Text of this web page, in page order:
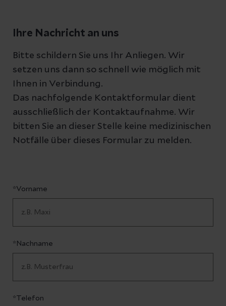
Ihre Nachricht an uns
Bitte schildern Sie uns Ihr Anliegen. Wir
setzen uns dann so schnell wie möglich mit
Ihnen in Verbindung.
Das nachfolgende Kontaktformular dient
ausschließlich der Kontaktaufnahme. Wir
bitten Sie an dieser Stelle keine medizinischen
Notfälle über dieses Formular zu melden.
*Vorname
*Nachname
*Telefon